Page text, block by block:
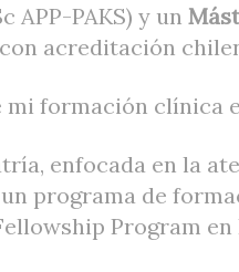
APP-PAKS) y un
acreditación
mi formación clínica
enfocada en la
programa de
Program